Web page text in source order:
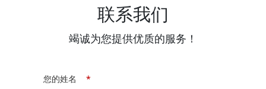
联系我们
竭诚为您提供优质的服务！
*
您的姓名